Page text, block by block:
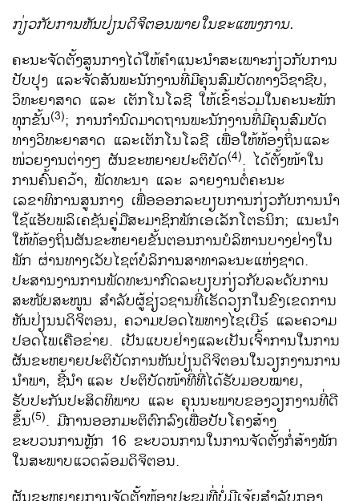
ກ່ຽວກັບການຫັນປ່ຽນດິຈິຕອນພາຍໃນຂະແໜງການ.
ຄະນະຈັດຕັ້ງສູນກາງໄດ້ໃຫ້ຄໍາແນະນໍາສະເພາະກ່ຽວ​ກັບ​ການ
ປັບປຸງ ​ແລະຈັດສັນພະນັກງານ​ທີ່​ມີ​ຄຸນສົມບັດທາງ​ວິ​ຊາ​ຊີບ,
ວິທະຍາສາດ ​ແລະ ​ເຕັກ​ໂນ​ໂລ​ຊີ ​ໃຫ້​ເຂົ້າ​ຮ່ວມ​ໃນ​ຄະນະ​​ພັກ​
ທຸກ​ຂັ້ນ(3); ການກໍານົດມາດຖານພະນັກງານທີ່ມີຄຸນສົມບັດ
ທາງວິທະຍາສາດ ແລະເຕັກໂນໂລຊີ ເພື່ອໃຫ້ທ້ອງຖິ່ນແລະ
ໜ່ວຍງານຕ່າງໆ ຜັນຂະຫຍາຍປະຕິບັດ(4). ໄດ້ຕັ້ງໜ້າໃນ
ການຄົ້ນຄວ້າ, ພັດທະນາ ແລະ ລາຍງານຕໍ່ຄະນະ
ເລຂາທິການສູນກາງ ເພື່ອອອກລະບຽບການກ່ຽວກັບການນໍາ
ໃຊ້ແອັບພລິເຄຊັນຄູ່ມືສະມາຊິກພັກເອເລັກໂຕຣນິກ; ແນະນໍາ
ໃຫ້ທ້ອງຖິ່ນຜັນຂະຫຍາຍຂັ້ນຕອນການບໍລິຫານບາງຢ່າງໃນ
ພັກ ຜ່ານທາງເວັບໄຊຕ໌ບໍລິການສາທາລະນະແຫ່ງຊາດ.
ປະສານງານການພັດທະນາກົດລະບຽບກ່ຽວກັບລະດັບການ
ສະໜັບສະໜູນ ສໍາລັບຜູ້ຊ່ຽວຊານທີ່ເຮັດວຽກໃນຂົງເຂດການ
ຫັນປ່ຽນນດິຈິຕອນ, ຄວາມປອດໄພທາງໄຊເບີຣ໌ ແລະຄວາມ
ປອດໄພເຄືອຂ່າຍ. ເປັນແບບຢ່າງແລະເປັນເຈົ້າການໃນການ
ຜັນຂະຫຍາຍປະຕິບັດການຫັນປ່ຽນດິຈິຕອນໃນວຽກງານການ
ນໍາພາ, ຊີ້ນຳ ແລະ ປະຕິບັດໜ້າທີ່ທີ່ໄດ້ຮັບມອບໝາຍ,
ຮັບປະກັນປະສິດທິພາບ ແລະ ຄຸນນະພາບຂອງວຽກງານທີ່ດີ
ຂຶ້ນ(5). ມີການອອກມະຕິຕົກລົງເພື່ອປັບໂຄງສ້າງ
ຂະບວນການຫຼັກ 16 ຂະບວນການໃນການຈັດຕັ້ງກໍ່ສ້າງພັກ
ໃນສະພາບແວດລ້ອມດິຈິຕອນ.